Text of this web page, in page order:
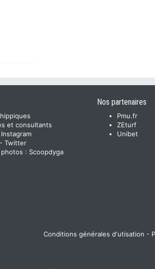
et consultants
Instagram
- Twitter
: Scoopdyga
Nos partenaires
Pmu.fr
ZEturf
Unibet
Conditions générales d'utisation -